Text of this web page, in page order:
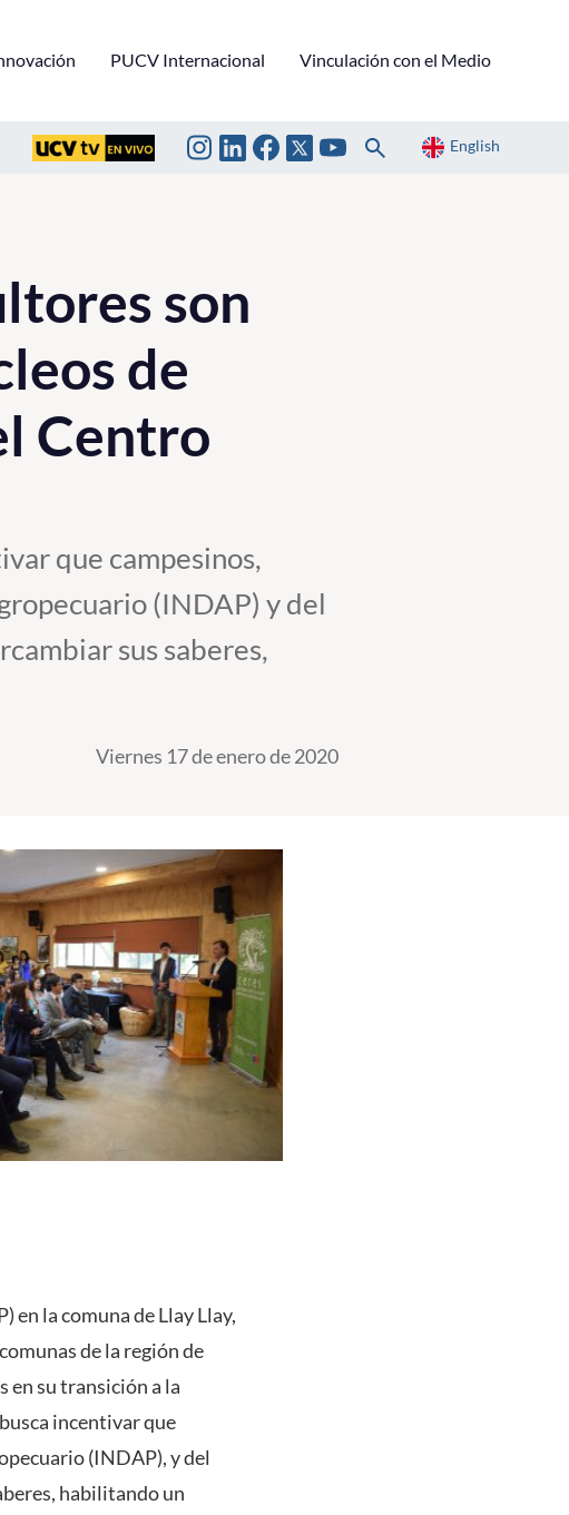
PUCV Internacional Vinculación con el Medio
English
son
de
Centro
que campesinos,
(INDAP) y del
sus saberes,
Viernes 17 de enero de 2020
en la comuna de Llay Llay,
de la región de
en su transición a la
incentivar que
(INDAP), y del
habilitando un